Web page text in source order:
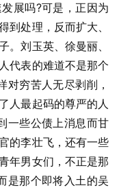
展吗?可是，正因为
到处理，反而扩大、
。刘玉英、徐曼丽、
代表的难道不是那个
对穷苦人无尽剥削，
人最起码的尊严的人
一些公债上消息而甘
的李壮飞，还有一些
年男女们，不正是那
是那个即将入土的吴